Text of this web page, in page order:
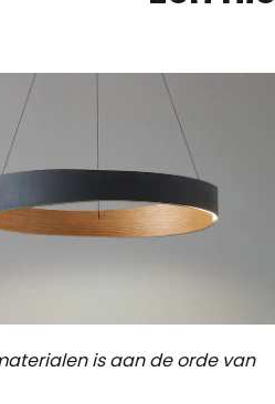
is aan de orde van